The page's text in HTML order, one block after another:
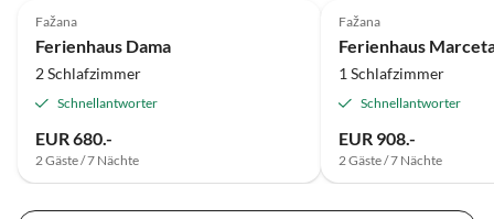
Fažana
Ferienhaus Dama
2 Schlafzimmer
Schnellantworter
EUR 680.-
2 Gäste / 7 Nächte
Fažana
1 Schlafzimmer
Schnellantworter
EUR 908.-
2 Gäste / 7 Nächte